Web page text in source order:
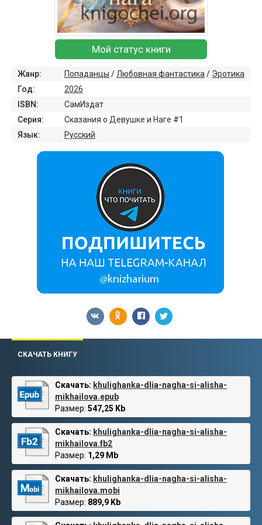
Мой статус книги
Жанр: Попаданцы /Любовная фантастика/ Эротика
Год:
2026
ISBN:
СамИздат
Серия:
Сказания о Девушке и Наге #1
Язык:
Русский
СКАЧАТЬ КНИГУ
Скачать: khulighanka-dlia-nagha-si-alisha-
mikhailova.epub
Размер: 547,25 Kb
Скачать: khulighanka-dlia-nagha-si-alisha-
mikhailova.fb2
Размер: 1,29 Mb
Скачать: khulighanka-dlia-nagha-si-alisha-
mikhailova.mobi
Размер: 889,9 Kb